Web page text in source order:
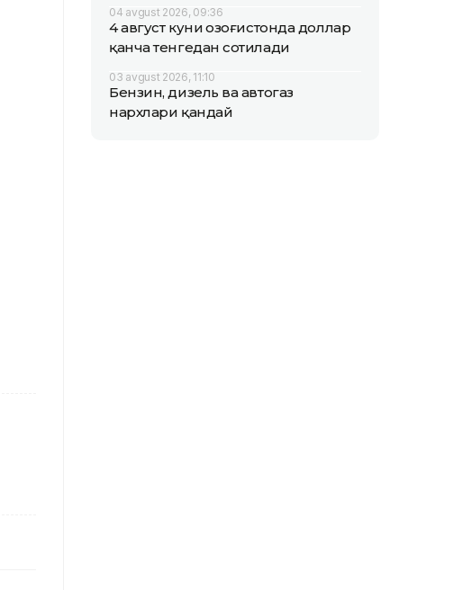
04 avgust 2026, 09:36
4 август куни Қозоғистонда доллар
қанча тенгедан сотилади
03 avgust 2026, 11:10
Бензин, дизель ва автогаз
нархлари қандай